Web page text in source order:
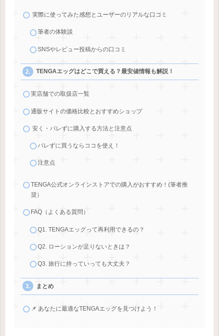
実際に使ってみた感想とユーザーのリアルな口コミ
筆者の体験談
SNSやレビュー投稿からの口コミ
TENGAエッグはどこで買える？最安値情報も解説！
実店舗での取扱店一覧
通販サイトの価格比較とおすすめショップ
安く・バレずに購入する方法と注意点
バレずに買うならココを使え！
注意点
TENGA公式オンラインストアでの購入がおすすめ！(筆者推
奨）
FAQ（よくある質問）
Q1. TENGAエッグって再利用できるの？
Q2. ローションが足りないときは？
Q3. 旅行に持っていっても大丈夫？
まとめ
📌 あなたに最適なTENGAエッグを見つけよう！